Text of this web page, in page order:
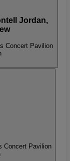
Jordan,
Concert Pavilion
Concert Pavilion